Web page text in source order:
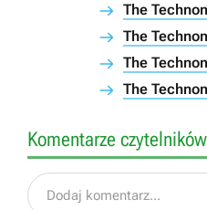
The
The
The
The
Komentarze czytelników
Dodaj komentarz...